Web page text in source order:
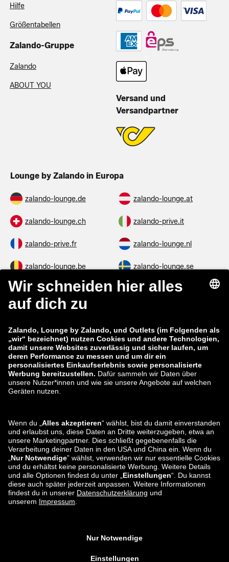
Hilfe
Größentabellen
Zalando-Gruppe
Zalando
ABOUT YOU
Versand und
Versandpartner
Lounge by Zalando in Europa
zalando-lounge.de zalando-lounge.at
zalando-lounge.ch zalando-prive.it
zalando-prive.fr zalando-lounge.nl
zalando-lounge.be zalando-lounge.se
zalando-lounge.fi zalando-lounge.dk
zalando-lounge.co.uk
zalando-prive.es zalando-lounge.cz
zalando-lounge.lt zalando-lounge.sk
zalando-lounge.ro zalando-lounge.hr
zalando-lounge.lu zalando-lounge.ee
zalando-lounge.lv zalando-lounge.no
Sie finden uns
auch bei
unverbindlichen Preisempfehlung